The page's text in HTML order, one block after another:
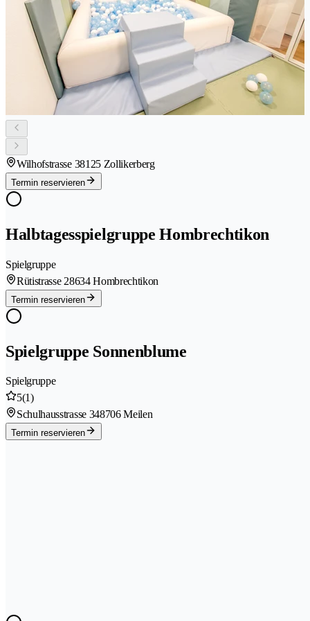
Wilhofstrasse 38125 Zollikerberg
Termin reservieren
Halbtagesspielgruppe Hombrechtikon
Spielgruppe
Rütistrasse 28634 Hombrechtikon
Termin reservieren
Spielgruppe Sonnenblume
Spielgruppe
5(1)
Schulhausstrasse 348706 Meilen
Termin reservieren